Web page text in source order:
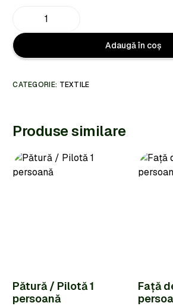
Adaugă în coș
CATEGORIE: TEXTILE
Produse similare
Pătură / Pilotă 1
persoană
Față